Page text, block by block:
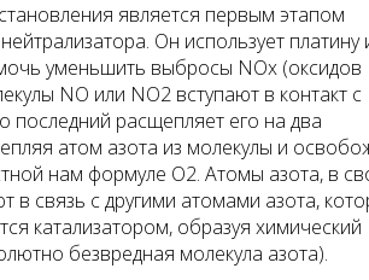
является первым этапом
Он использует платину
уменьшить выбросы NOx (оксидов
NO или NO2 вступают в контакт с
последний расщепляет его на два
атом азота из молекулы и
нам формуле O2. Атомы азота, в
в связь с другими атомами азота,
катализатором, образуя химический
безвредная молекула азота).